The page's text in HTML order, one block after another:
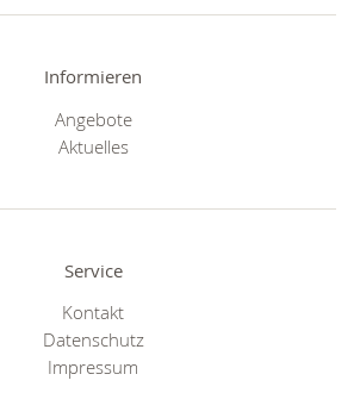
Informieren
Angebote
Aktuelles
Service
Kontakt
Datenschutz
Impressum